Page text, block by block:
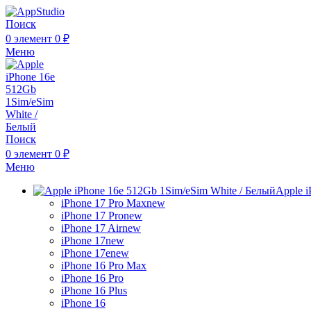
Поиск
0 элемент 0 ₽
Меню
Поиск
0 элемент 0 ₽
Меню
Apple
iPhone 17 Pro Maxnew
iPhone 17 Pronew
iPhone 17 Airnew
iPhone 17new
iPhone 17enew
iPhone 16 Pro Max
iPhone 16 Pro
iPhone 16 Plus
iPhone 16